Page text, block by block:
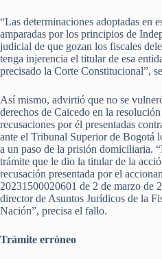
“Las determinaciones adoptadas en
amparadas por los principios de
judicial de que gozan los fiscales
tenga injerencia el titular de esa
precisado la Corte Constitucional”,
Así mismo, advirtió que no se
derechos de Caicedo en la
recusaciones por él presentadas
ante el Tribunal Superior de Bogotá
a un paso de la prisión domiciliaria.
trámite que le dio la titular de la
recusación presentada por el
20231500020601 de 2 de marzo de
director de Asuntos Jurídicos de la
Nación”, precisa el fallo.
Trámite erróneo